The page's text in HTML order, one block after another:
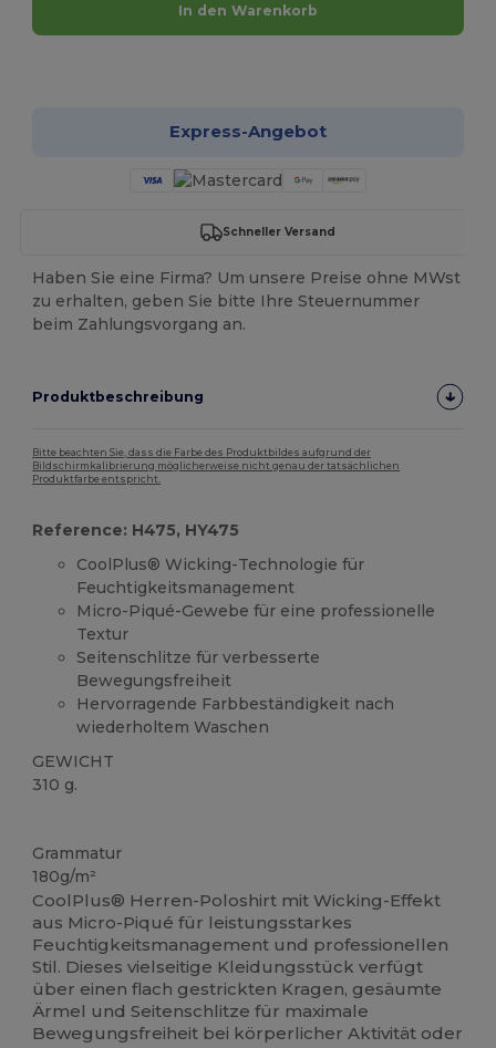
In den Warenkorb
Express-Angebot
Schneller Versand
Haben Sie eine Firma? Um unsere Preise ohne MWst
zu erhalten, geben Sie bitte Ihre Steuernummer
beim Zahlungsvorgang an.
Produktbeschreibung
Bitte beachten Sie, dass die Farbe des Produktbildes aufgrund der
Bildschirmkalibrierung möglicherweise nicht genau der tatsächlichen
Produktfarbe entspricht.
Reference: H475, HY475
CoolPlus® Wicking-Technologie für
Feuchtigkeitsmanagement
Micro-Piqué-Gewebe für eine professionelle
Textur
Seitenschlitze für verbesserte
Bewegungsfreiheit
Hervorragende Farbbeständigkeit nach
wiederholtem Waschen
GEWICHT
310 g.
Grammatur
180g/m²
CoolPlus® Herren-Poloshirt mit Wicking-Effekt
aus Micro-Piqué für leistungsstarkes
Feuchtigkeitsmanagement und professionellen
Stil. Dieses vielseitige Kleidungsstück verfügt
über einen flach gestrickten Kragen, gesäumte
Ärmel und Seitenschlitze für maximale
Bewegungsfreiheit bei körperlicher Aktivität oder